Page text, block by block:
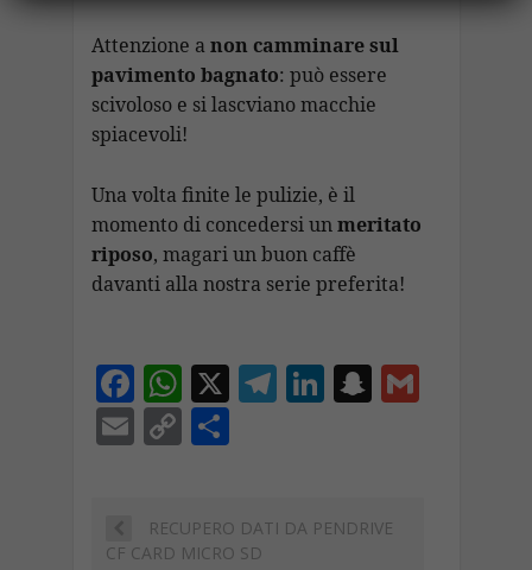
Attenzione anon camminare sul
pavimento bagnato: può essere
scivoloso e si lascviano macchie
spiacevoli!
Una volta finite le pulizie, è il
momento di concedersi unmeritato
riposo, magari un buon caffè
davanti alla nostra serie preferita!
F
ac
e
o
W
h
at
A
X T
a
Li
dI
S
c
G
E
l
C
y
C
di
RECUPERO DATI DA PENDRIVE
CF CARD MICRO SD